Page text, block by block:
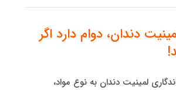
دندان، دوام دارد اگر
لمینیت دندان به نوع مواد،